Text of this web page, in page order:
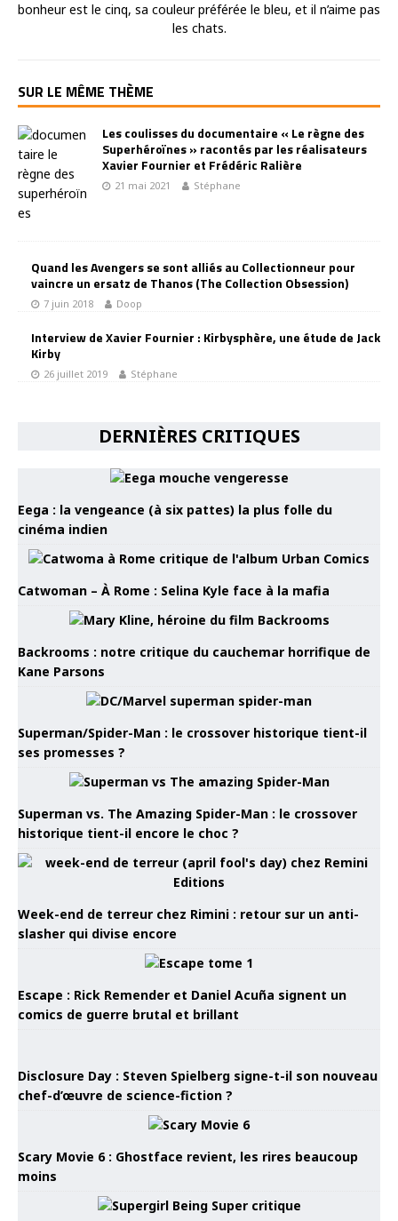
bonheur est le cinq, sa couleur préférée le bleu, et il n’aime pas
les chats.
SUR LE MÊME THÈME
Les coulisses du documentaire « Le règne des
Superhéroïnes » racontés par les réalisateurs
Xavier Fournier et Frédéric Ralière
21 mai 2021 Stéphane
Quand les Avengers se sont alliés au Collectionneur pour
vaincre un ersatz de Thanos (The Collection Obsession)
7 juin 2018 Doop
Interview de Xavier Fournier : Kirbysphère, une étude de Jack
Kirby
26 juillet 2019 Stéphane
DERNIÈRES CRITIQUES
Eega : la vengeance (à six pattes) la plus folle du
cinéma indien
Catwoman – À Rome : Selina Kyle face à la mafia
Backrooms : notre critique du cauchemar horrifique de
Kane Parsons
Superman/Spider-Man : le crossover historique tient-il
ses promesses ?
Superman vs. The Amazing Spider-Man : le crossover
historique tient-il encore le choc ?
Week-end de terreur chez Rimini : retour sur un anti-
slasher qui divise encore
Escape : Rick Remender et Daniel Acuña signent un
comics de guerre brutal et brillant
Disclosure Day : Steven Spielberg signe-t-il son nouveau
chef-d’œuvre de science-fiction ?
Scary Movie 6 : Ghostface revient, les rires beaucoup
moins